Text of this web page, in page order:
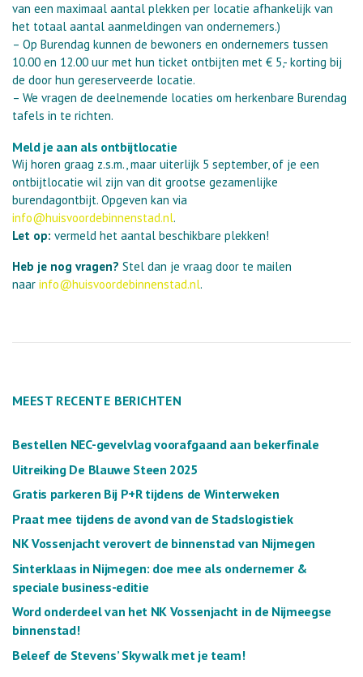
van een maximaal aantal plekken per locatie afhankelijk van
het totaal aantal aanmeldingen van ondernemers.)
– Op Burendag kunnen de bewoners en ondernemers tussen
10.00 en 12.00 uur met hun ticket ontbijten met € 5,- korting bij
de door hun gereserveerde locatie.
– We vragen de deelnemende locaties om herkenbare Burendag
tafels in te richten.
Meld je aan als ontbijtlocatie
Wij horen graag z.s.m., maar uiterlijk 5 september, of je een
ontbijtlocatie wil zijn van dit grootse gezamenlijke
burendagontbijt. Opgeven kan via
info@huisvoordebinnenstad.nl.
Let op: vermeld het aantal beschikbare plekken!
Heb je nog vragen? Stel dan je vraag door te mailen
naar info@huisvoordebinnenstad.nl.
MEEST RECENTE BERICHTEN
Bestellen NEC-gevelvlag voorafgaand aan bekerfinale
Uitreiking De Blauwe Steen 2025
Gratis parkeren Bij P+R tijdens de Winterweken
Praat mee tijdens de avond van de Stadslogistiek
NK Vossenjacht verovert de binnenstad van Nijmegen
Sinterklaas in Nijmegen: doe mee als ondernemer &
speciale business-editie
Word onderdeel van het NK Vossenjacht in de Nijmeegse
binnenstad!
Beleef de Stevens’ Skywalk met je team!